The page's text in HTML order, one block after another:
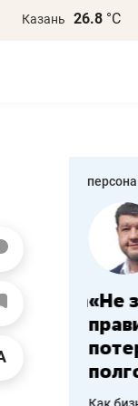
Казань 26.8 °С
персона
работа «Не